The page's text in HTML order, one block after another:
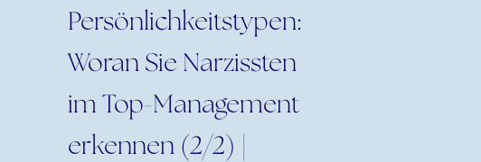
Persönlichkeitstypen:
Woran Sie Narzissten
im Top-Management
erkennen (2/2) |